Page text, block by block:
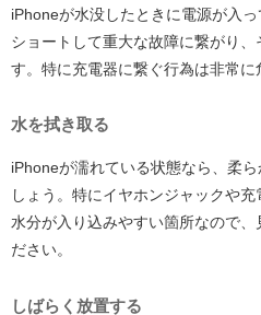
iPhoneが水没したときに電源が入
ショートして重大な故障に繋がり
す。特に充電器に繋ぐ行為は非常に
水を拭き取る
iPhoneが濡れている状態なら、柔
しょう。特にイヤホンジャックや
水分が入り込みやすい箇所なので、
ださい。
しばらく放置する